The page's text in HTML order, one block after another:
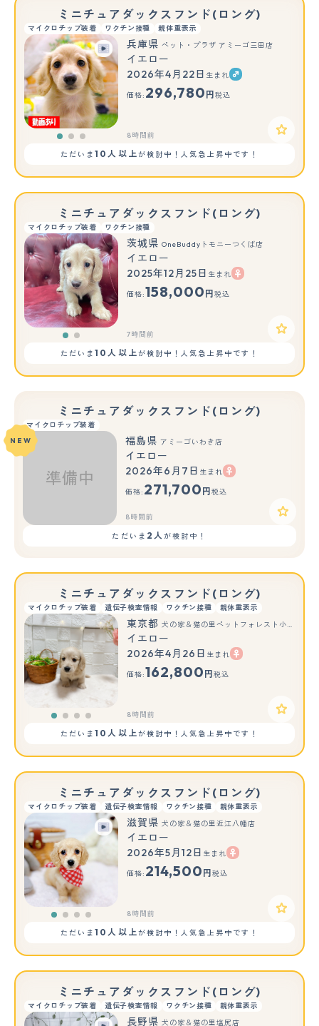
ミニチュアダックスフンド(ロング)
マイクロチップ装着 ワクチン接種 親体重表示
もっと見る
兵庫県 ペット・プラザ アミーゴ三田店
イエロー
2026年4月22日 生まれ
価格: 296,780 円 税込
8時間前
ただいま10人以上が検討中！人気急上昇中です！
ミニチュアダックスフンド(ロング)
マイクロチップ装着 ワクチン接種
もっと見る
茨城県 OneBuddyトモニーつくば店
イエロー
2025年12月25日 生まれ
価格:158,000 円 税込
7時間前
ただいま10人以上が検討中！人気急上昇中です！
ミニチュアダックスフンド(ロング)
マイクロチップ装着
NEW
福島県 アミーゴいわき店
イエロー
2026年6月7日 生まれ
価格: 271,700 円 税込
8時間前
ただいま 2人が検討中！
ミニチュアダックスフンド(ロング)
マイクロチップ装着 遺伝子検査情報 ワクチン接種 親体重表示
東京都 犬の家＆猫の里ペットフォレスト小平店
イエロー
2026年4月26日 生まれ
価格:162,800 円 税込
8時間前
ただいま10人以上が検討中！人気急上昇中です！
ミニチュアダックスフンド(ロング)
マイクロチップ装着 遺伝子検査情報 ワクチン接種 親体重表示
滋賀県 犬の家＆猫の里近江八幡店
イエロー
2026年5月12日 生まれ
価格: 214,500 円 税込
8時間前
ただいま10人以上が検討中！人気急上昇中です！
ミニチュアダックスフンド(ロング)
マイクロチップ装着 遺伝子検査情報 ワクチン接種 親体重表示
長野県 犬の家＆猫の里塩尻店